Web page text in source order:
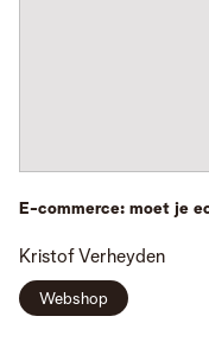
E-commerce: moet je
KristofVerheyden
Webshop